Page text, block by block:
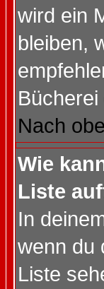
wird ein
bleiben,
Nach
Wie
Liste
In
wenn du
Liste